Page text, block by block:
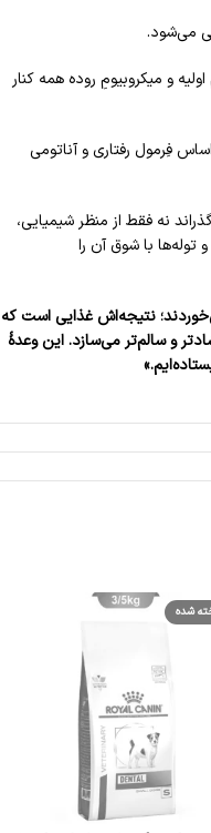
می‌شود.
و میکروبیومِ روده همه کنار
فِرمول رفتاری و آناتومی
نه فقط از منظر شیمیایی،
توله‌ها با شوق آن را
نتیجه‌اش غذایی است که
و سالم‌تر می‌سازد. این وعدهٔ
شده